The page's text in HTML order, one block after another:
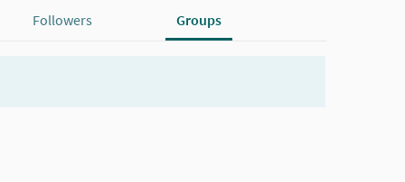
Followers Groups